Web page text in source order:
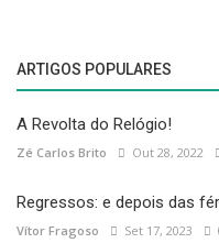
ARTIGOS POPULARES
A Revolta do Relógio!
Zé Carlos Brito Out 28, 2022
Regressos: e depois das
Vítor Fragoso Set 17, 2023